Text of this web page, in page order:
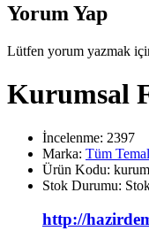
Yorum Yap
Lütfen yorum yazmak
Kurumsal
İncelenme: 2397
Marka: Tüm
Ürün Kodu:
Stok Durumu:
http://